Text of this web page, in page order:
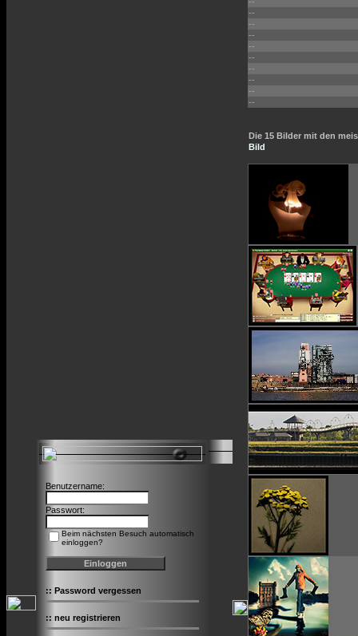
Benutzername:
Passwort:
Beim nächsten Besuch automatisch
einloggen?
:: Password vergessen
:: neu registrieren
--
--
--
--
--
--
--
--
--
Die 15 Bilder mit den
Bild